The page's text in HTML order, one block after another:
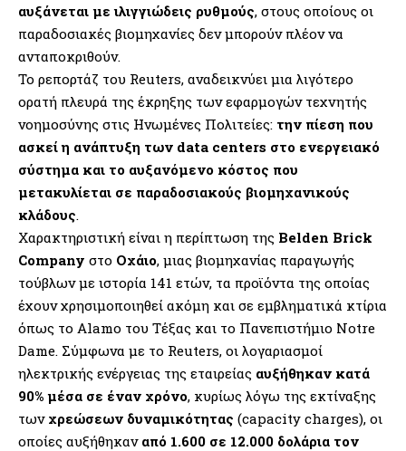
αυξάνεται με ιλιγγιώδεις ρυθμούς, στους οποίους οι
παραδοσιακές βιομηχανίες δεν μπορούν πλέον να
ανταποκριθούν.
To ρεπορτάζ του Reuters, αναδεικνύει μια λιγότερο
ορατή πλευρά της έκρηξης των εφαρμογών τεχνητής
νοημοσύνης στις Ηνωμένες Πολιτείες: την πίεση που
ασκεί η ανάπτυξη των data centers στο ενεργειακό
σύστημα και το αυξανόμενο κόστος που
μετακυλίεται σε παραδοσιακούς βιομηχανικούς
κλάδους.
Χαρακτηριστική είναι η περίπτωση της Belden Brick
Company στο Οχάιο, μιας βιομηχανίας παραγωγής
τούβλων με ιστορία 141 ετών, τα προϊόντα της οποίας
έχουν χρησιμοποιηθεί ακόμη και σε εμβληματικά κτίρια
όπως το Alamo του Τέξας και το Πανεπιστήμιο Notre
Dame. Σύμφωνα με το Reuters, οι λογαριασμοί
ηλεκτρικής ενέργειας της εταιρείας αυξήθηκαν κατά
90% μέσα σε έναν χρόνο, κυρίως λόγω της εκτίναξης
των χρεώσεων δυναμικότητας (capacity charges), οι
οποίες αυξήθηκαν από 1.600 σε 12.000 δολάρια τον